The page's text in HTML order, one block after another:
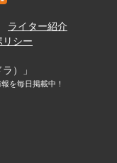
ライター紹介
シー
）」
を毎日掲載中！